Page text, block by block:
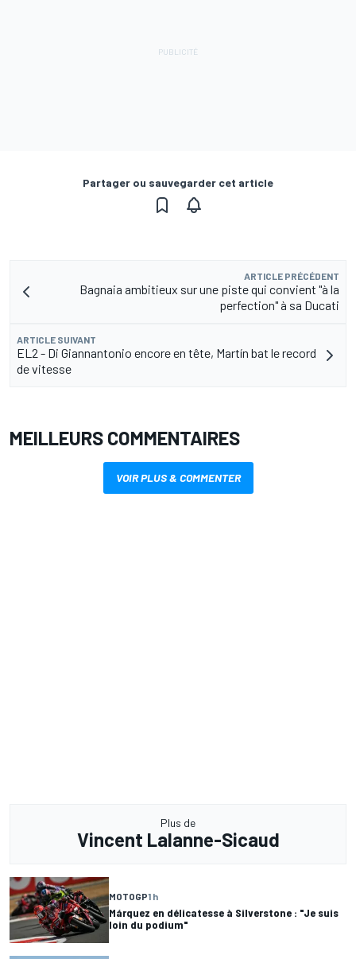
Partager ou sauvegarder cet article
ARTICLE PRÉCÉDENT
Bagnaia ambitieux sur une piste qui convient "à la
perfection" à sa Ducati
ARTICLE SUIVANT
EL2 - Di Giannantonio encore en tête, Martín bat le record
de vitesse
MEILLEURS COMMENTAIRES
VOIR PLUS & COMMENTER
Plus de
Vincent Lalanne-Sicaud
MOTOGP1 h
Márquez en délicatesse à Silverstone : "Je suis
loin du podium"